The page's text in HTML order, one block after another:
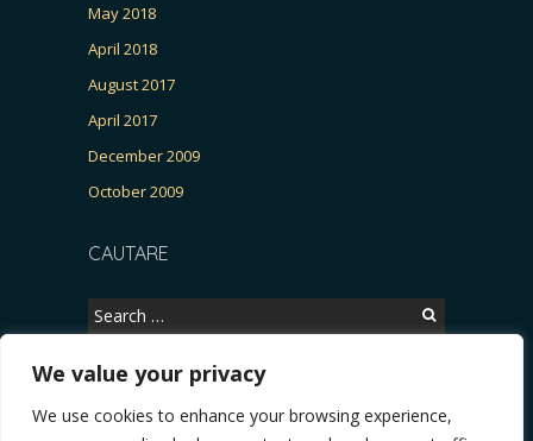
We value your privacy
We use cookies to enhance your browsing experience,
May 2018
April 2018
August 2017
April 2017
December 2009
October 2009
CAUTARE
Search
for:
Copyright © 2026, CERTITUDINEA.